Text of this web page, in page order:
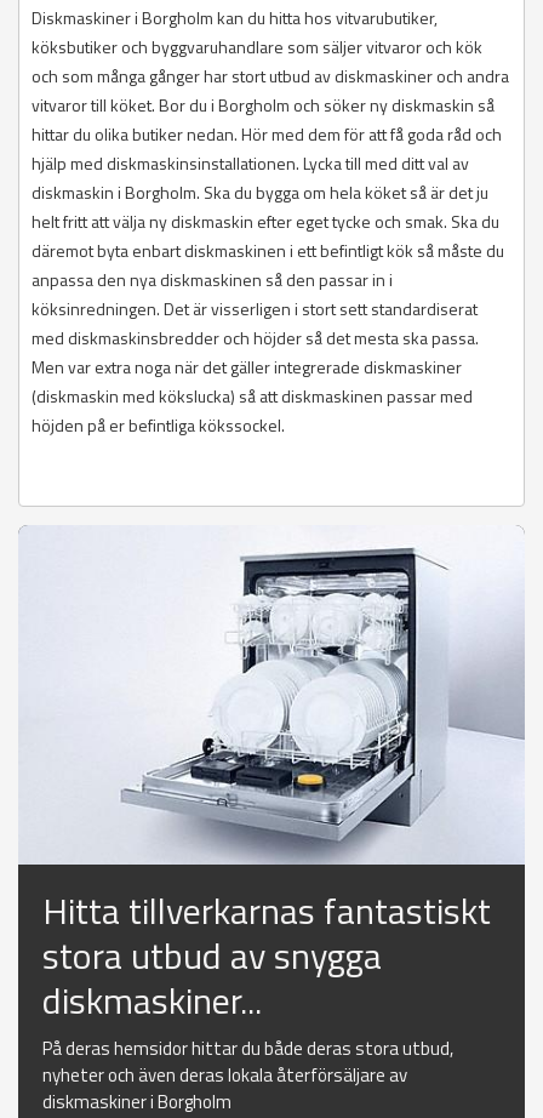
Diskmaskiner i Borgholm kan du hitta hos vitvarubutiker,
köksbutiker och byggvaruhandlare som säljer vitvaror och kök
och som många gånger har stort utbud av diskmaskiner och andra
vitvaror till köket. Bor du i Borgholm och söker ny diskmaskin så
hittar du olika butiker nedan. Hör med dem för att få goda råd och
hjälp med diskmaskinsinstallationen. Lycka till med ditt val av
diskmaskin i Borgholm. Ska du bygga om hela köket så är det ju
helt fritt att välja ny diskmaskin efter eget tycke och smak. Ska du
däremot byta enbart diskmaskinen i ett befintligt kök så måste du
anpassa den nya diskmaskinen så den passar in i
köksinredningen. Det är visserligen i stort sett standardiserat
med diskmaskinsbredder och höjder så det mesta ska passa.
Men var extra noga när det gäller integrerade diskmaskiner
(diskmaskin med kökslucka) så att diskmaskinen passar med
höjden på er befintliga kökssockel.
Hitta tillverkarnas fantastiskt
stora utbud av snygga
diskmaskiner...
På deras hemsidor hittar du både deras stora utbud,
nyheter och även deras lokala återförsäljare av
diskmaskiner i Borgholm